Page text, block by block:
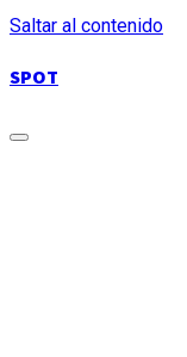
Saltar al contenido
SPOT